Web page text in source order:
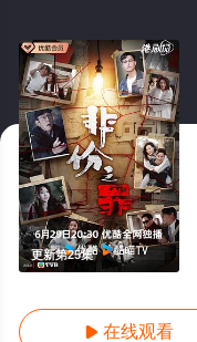
更新第25集
 在线观看